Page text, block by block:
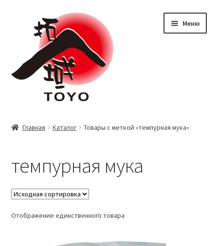
навигации
содержимому
Меню
Морепродукты
Аксессуары
Прочее
Главная страница
Главная Каталог Товары с меткой «темпурная мука»
темпурная мука
Отображение единственного товара